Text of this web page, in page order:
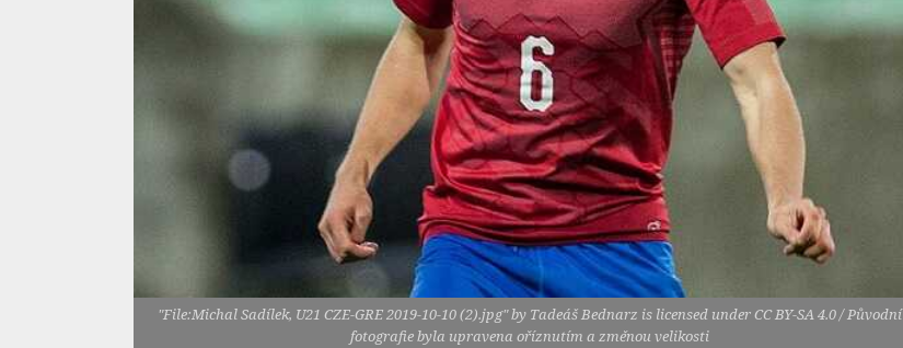
"File:Michal Sadílek, U21 CZE-GRE 2019-10-10 (2).jpg" by Tadeáš Bednarz is licensed under CC BY-SA 4.0 / Původní
fotografie byla upravena oříznutím a změnou velikosti